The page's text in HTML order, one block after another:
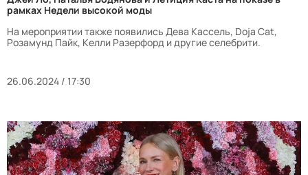
рамках Недели высокой моды
На мероприятии также появились Дева Кассель, Doja Cat,
Розамунд Пайк, Келли Разерфорд и другие селебрити.
26.06.2024 / 17:30